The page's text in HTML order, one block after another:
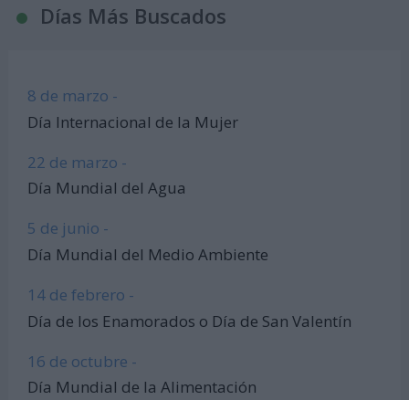
Días Más Buscados
8 de marzo -
Día Internacional de la Mujer
22 de marzo -
Día Mundial del Agua
5 de junio -
Día Mundial del Medio Ambiente
14 de febrero -
Día de los Enamorados o Día de San Valentín
16 de octubre -
Día Mundial de la Alimentación